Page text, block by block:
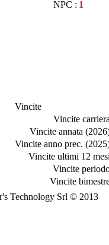
NPC : 1
Vincite
Vincite
Vincite annata
Vincite anno prec.
Vincite ultimi 12
Vincite
Vincite
Technology Srl © 2013